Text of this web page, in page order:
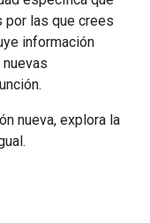
por las que crees
información
nueva, explora la